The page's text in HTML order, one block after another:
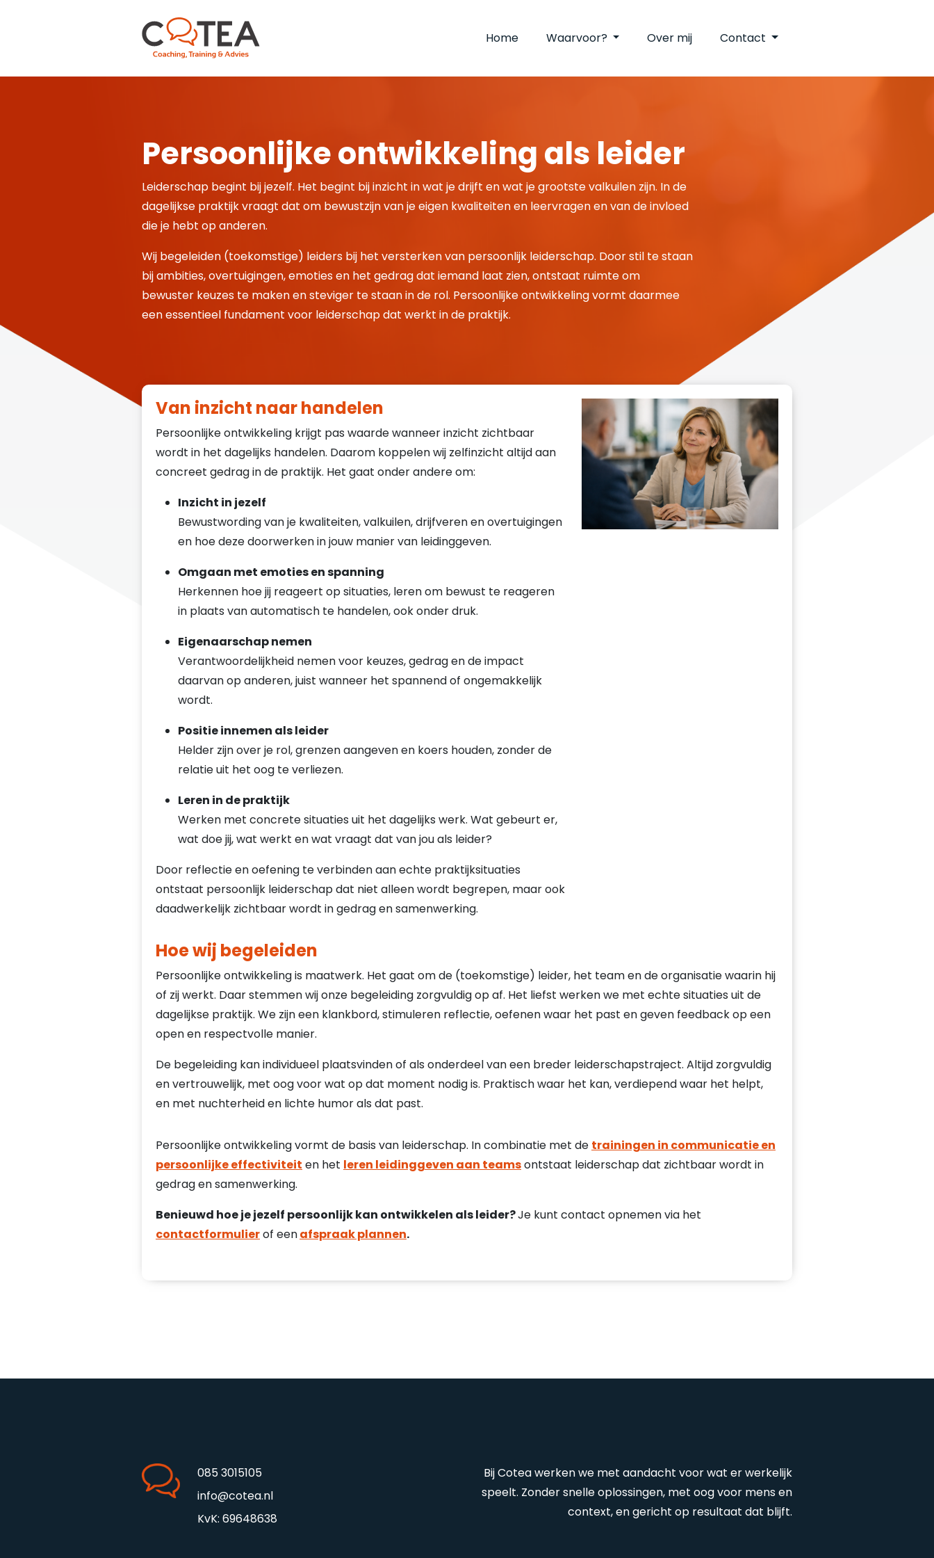
Leren leidinggeven aan teams
Persoonlijke ontwikkeling in leiderschap
Leergang Operationeel Management
Over mij
Home Waarvoor? Over mij Contact
Persoonlijke ontwikkeling als leider
Leiderschap begint bij jezelf. Het begint bij inzicht in wat je drijft en wat je grootste valkuilen zijn. In de
dagelijkse praktijk vraagt dat om bewustzijn van je eigen kwaliteiten en leervragen en van de invloed
die je hebt op anderen.
Wij begeleiden (toekomstige) leiders bij het versterken van persoonlijk leiderschap. Door stil te staan
bij ambities, overtuigingen, emoties en het gedrag dat iemand laat zien, ontstaat ruimte om
bewuster keuzes te maken en steviger te staan in de rol. Persoonlijke ontwikkeling vormt daarmee
een essentieel fundament voor leiderschap dat werkt in de praktijk.
Van inzicht naar handelen
Persoonlijke ontwikkeling krijgt pas waarde wanneer inzicht zichtbaar
wordt in het dagelijks handelen. Daarom koppelen wij zelfinzicht altijd aan
concreet gedrag in de praktijk. Het gaat onder andere om:
Inzicht in jezelf
Bewustwording van je kwaliteiten, valkuilen, drijfveren en overtuigingen
en hoe deze doorwerken in jouw manier van leidinggeven.
Omgaan met emoties en spanning
Herkennen hoe jij reageert op situaties, leren om bewust te reageren
in plaats van automatisch te handelen, ook onder druk.
Eigenaarschap nemen
Verantwoordelijkheid nemen voor keuzes, gedrag en de impact
daarvan op anderen, juist wanneer het spannend of ongemakkelijk
wordt.
Positie innemen als leider
Helder zijn over je rol, grenzen aangeven en koers houden, zonder de
relatie uit het oog te verliezen.
Leren in de praktijk
Werken met concrete situaties uit het dagelijks werk. Wat gebeurt er,
wat doe jij, wat werkt en wat vraagt dat van jou als leider?
Door reflectie en oefening te verbinden aan echte praktijksituaties
ontstaat persoonlijk leiderschap dat niet alleen wordt begrepen, maar ook
daadwerkelijk zichtbaar wordt in gedrag en samenwerking.
Hoe wij begeleiden
Persoonlijke ontwikkeling is maatwerk. Het gaat om de (toekomstige) leider, het team en de organisatie waarin hij
of zij werkt. Daar stemmen wij onze begeleiding zorgvuldig op af. Het liefst werken we met echte situaties uit de
dagelijkse praktijk. We zijn een klankbord, stimuleren reflectie, oefenen waar het past en geven feedback op een
open en respectvolle manier.
De begeleiding kan individueel plaatsvinden of als onderdeel van een breder leiderschapstraject. Altijd zorgvuldig
en vertrouwelijk, met oog voor wat op dat moment nodig is. Praktisch waar het kan, verdiepend waar het helpt,
en met nuchterheid en lichte humor als dat past.
Persoonlijke ontwikkeling vormt de basis van leiderschap. In combinatie met de trainingen in communicatie en
persoonlijke effectiviteit en het leren leidinggeven aan teamsontstaat leiderschap dat zichtbaar wordt in
gedrag en samenwerking.
Benieuwd hoe je jezelf persoonlijk kan ontwikkelen als leider?Je kunt contact opnemen via het
contactformulierof eenafspraak plannen.
085 3015105
info@cotea.nl
KvK: 69648638
Bij Cotea werken we met aandacht voor wat er werkelijk
speelt. Zonder snelle oplossingen, met oog voor mens en
context, en gericht op resultaat dat blijft.